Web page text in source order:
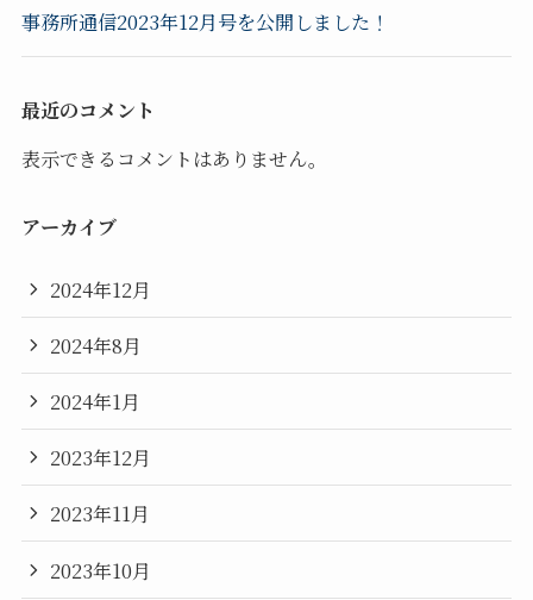
事務所通信2023年12月号を公開しました！
最近のコメント
表示できるコメントはありません。
アーカイブ
2024年12月
2024年8月
2024年1月
2023年12月
2023年11月
2023年10月